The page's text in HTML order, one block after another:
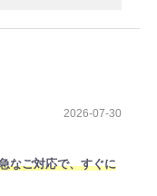
2026-07-30
なご対応で、すぐに